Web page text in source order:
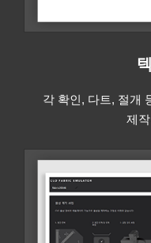
각 확인, 다트, 절개
제